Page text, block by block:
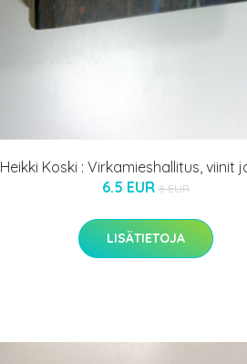
Heikki Koski : Virkamieshallitus, viinit
6.5 EUR 8 EUR
LISÄTIETOJA